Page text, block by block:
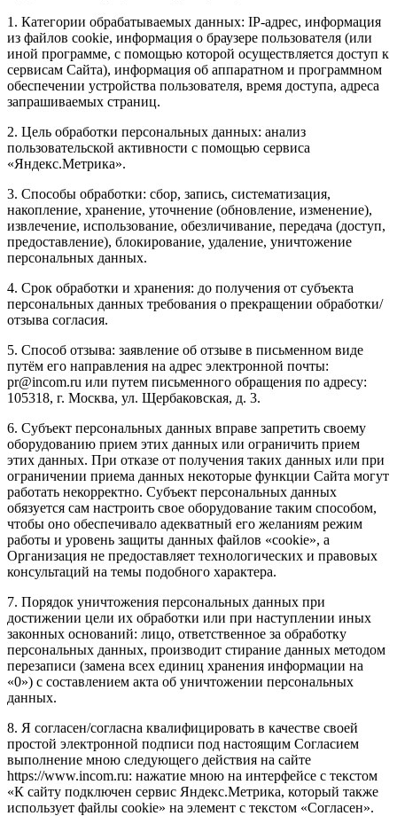
1. Категории обрабатываемых данных: IP-адрес, информация
из файлов cookie, информация о браузере пользователя (или
иной программе, с помощью которой осуществляется доступ к
сервисам Сайта), информация об аппаратном и программном
обеспечении устройства пользователя, время доступа, адреса
запрашиваемых страниц.
2. Цель обработки персональных данных: анализ
пользовательской активности с помощью сервиса
«Яндекс.Метрика».
3. Способы обработки: сбор, запись, систематизация,
накопление, хранение, уточнение (обновление, изменение),
извлечение, использование, обезличивание, передача (доступ,
предоставление), блокирование, удаление, уничтожение
персональных данных.
4. Срок обработки и хранения: до получения от субъекта
персональных данных требования о прекращении обработки/
отзыва согласия.
5. Способ отзыва: заявление об отзыве в письменном виде
путём его направления на адрес электронной почты:
pr@incom.ru или путем письменного обращения по адресу:
105318, г. Москва, ул. Щербаковская, д. 3.
6. Субъект персональных данных вправе запретить своему
оборудованию прием этих данных или ограничить прием
этих данных. При отказе от получения таких данных или при
ограничении приема данных некоторые функции Сайта могут
работать некорректно. Субъект персональных данных
обязуется сам настроить свое оборудование таким способом,
чтобы оно обеспечивало адекватный его желаниям режим
работы и уровень защиты данных файлов «cookie», а
Организация не предоставляет технологических и правовых
консультаций на темы подобного характера.
7. Порядок уничтожения персональных данных при
достижении цели их обработки или при наступлении иных
законных оснований: лицо, ответственное за обработку
персональных данных, производит стирание данных методом
перезаписи (замена всех единиц хранения информации на
«0») с составлением акта об уничтожении персональных
данных.
8. Я согласен/согласна квалифицировать в качестве своей
простой электронной подписи под настоящим Согласием
выполнение мною следующего действия на сайте
https://www.incom.ru: нажатие мною на интерфейсе с текстом
«К сайту подключен сервис Яндекс.Метрика, который также
использует файлы cookie» на элемент с текстом «Согласен».